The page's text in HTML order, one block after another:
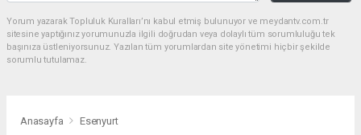
Yorum yazarak Topluluk Kuralları’nı kabul etmiş bulunuyor ve meydantv.com.tr
sitesine yaptığınız yorumunuzla ilgili doğrudan veya dolaylı tüm sorumluluğu tek
başınıza üstleniyorsunuz. Yazılan tüm yorumlardan site yönetimi hiçbir şekilde
sorumlu tutulamaz.
Anasayfa Esenyurt